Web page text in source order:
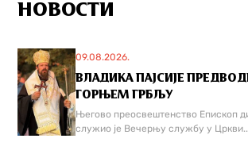
НОВОСТИ
09.08.2026.
ВЛАДИКА ПАЈСИЈЕ
ГОРЊЕМ ГРБЉУ
Његово преосвештенство Епископ
служио је Вечерњу службу у